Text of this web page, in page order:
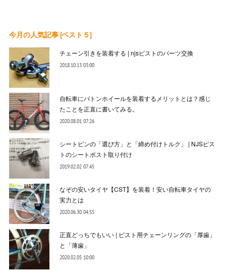
今月の人気記事 [ベスト５]
チェーン引きを装着する | njsピストのパーツ交換
2018.10.13 03:00
自転車にバトンホイールを装着するメリットとは？感じ
たことを正直に書いてみる。
2020.08.01 07:26
シートピンの「選び方」と「締め付けトルク」 | NJSピス
トのシートポスト取り付け
2019.02.02 07:45
なぞの安いタイヤ【CST】を装着！安い自転車タイヤの
実力とは
2020.06.30 04:55
正直どっちでもいい | ピスト用チェーンリングの「厚歯」
と「薄歯」
2020.02.05 10:00